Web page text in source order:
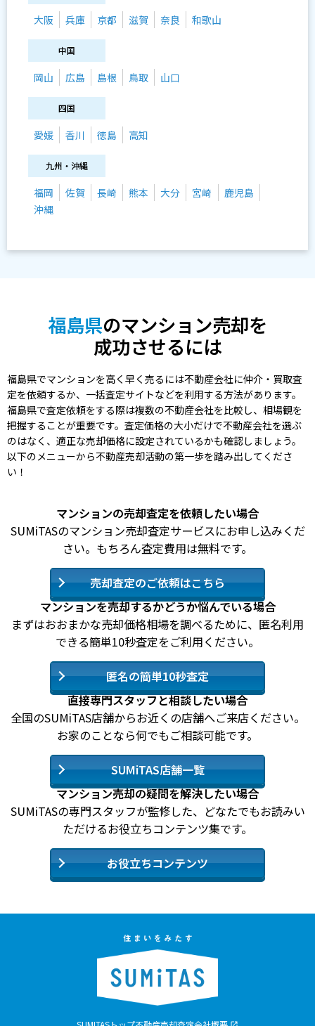
大阪 兵庫 京都 滋賀 奈良 和歌山
中国
岡山 広島 島根 鳥取 山口
四国
愛媛 香川 徳島 高知
九州・沖縄
福岡 佐賀 長崎 熊本 大分 宮崎
鹿児島
沖縄
福島県のマンション売却を
成功させるには
福島県でマンションを高く早く売るには不動産会社に仲介・買取査
定を依頼するか、一括査定サイトなどを利用する方法があります。
福島県で査定依頼をする際は複数の不動産会社を比較し、相場観を
把握することが重要です。査定価格の大小だけで不動産会社を選ぶ
のはなく、適正な売却価格に設定されているかも確認しましょう。
以下のメニューから不動産売却活動の第一歩を踏み出してくださ
い！
マンションの売却査定を依頼したい場合
SUMiTASのマンション売却査定サービスにお申し込みくだ
さい。もちろん査定費用は無料です。
売却査定のご依頼はこちら
マンションを売却するかどうか悩んでいる場合
まずはおおまかな売却価格相場を調べるために、匿名利用
できる簡単10秒査定をご利用ください。
匿名の簡単10秒査定
直接専門スタッフと相談したい場合
全国のSUMiTAS店舗からお近くの店舗へご来店ください。
お家のことなら何でもご相談可能です。
SUMiTAS店舗一覧
マンション売却の疑問を解決したい場合
SUMiTASの専門スタッフが監修した、どなたでもお読みい
ただけるお役立ちコンテンツ集です。
お役立ちコンテンツ